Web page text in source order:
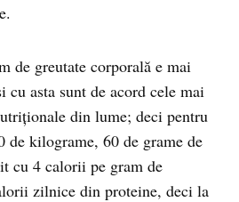
de greutate corporală e mai
cu asta sunt de acord cele mai
din lume; deci pentru
de kilograme, 60 de grame de
cu 4 calorii pe gram de
zilnice din proteine, deci la